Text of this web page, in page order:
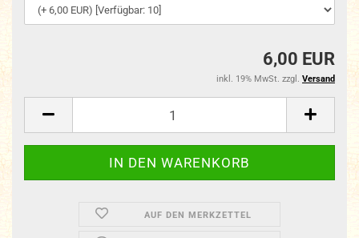
6,00 EUR
inkl. 19% MwSt. zzgl. Versand
AUF DEN MERKZETTEL